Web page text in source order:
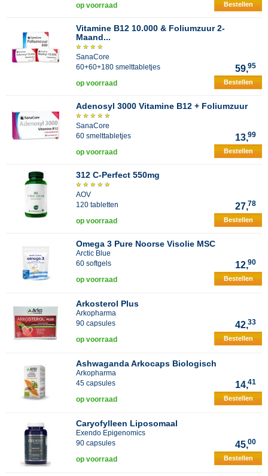
op voorraad Bestellen
Vitamine B12 10.000 & Foliumzuur 2-
Maand...
SanaCore
60+60+180 smelttabletjes
59,95
op voorraad Bestellen
Adenosyl 3000 Vitamine B12 + Foliumzuur
SanaCore
60 smelttabletjes
13,99
op voorraad Bestellen
312 C-Perfect 550mg
AOV
120 tabletten
27,78
op voorraad Bestellen
Omega 3 Pure Noorse Visolie MSC
Arctic Blue
60 softgels
12,90
op voorraad Bestellen
Arkosterol Plus
Arkopharma
90 capsules
42,33
op voorraad Bestellen
Ashwaganda Arkocaps Biologisch
Arkopharma
45 capsules
14,41
op voorraad Bestellen
Caryofylleen Liposomaal
Exendo Epigenomics
90 capsules
45,00
op voorraad Bestellen